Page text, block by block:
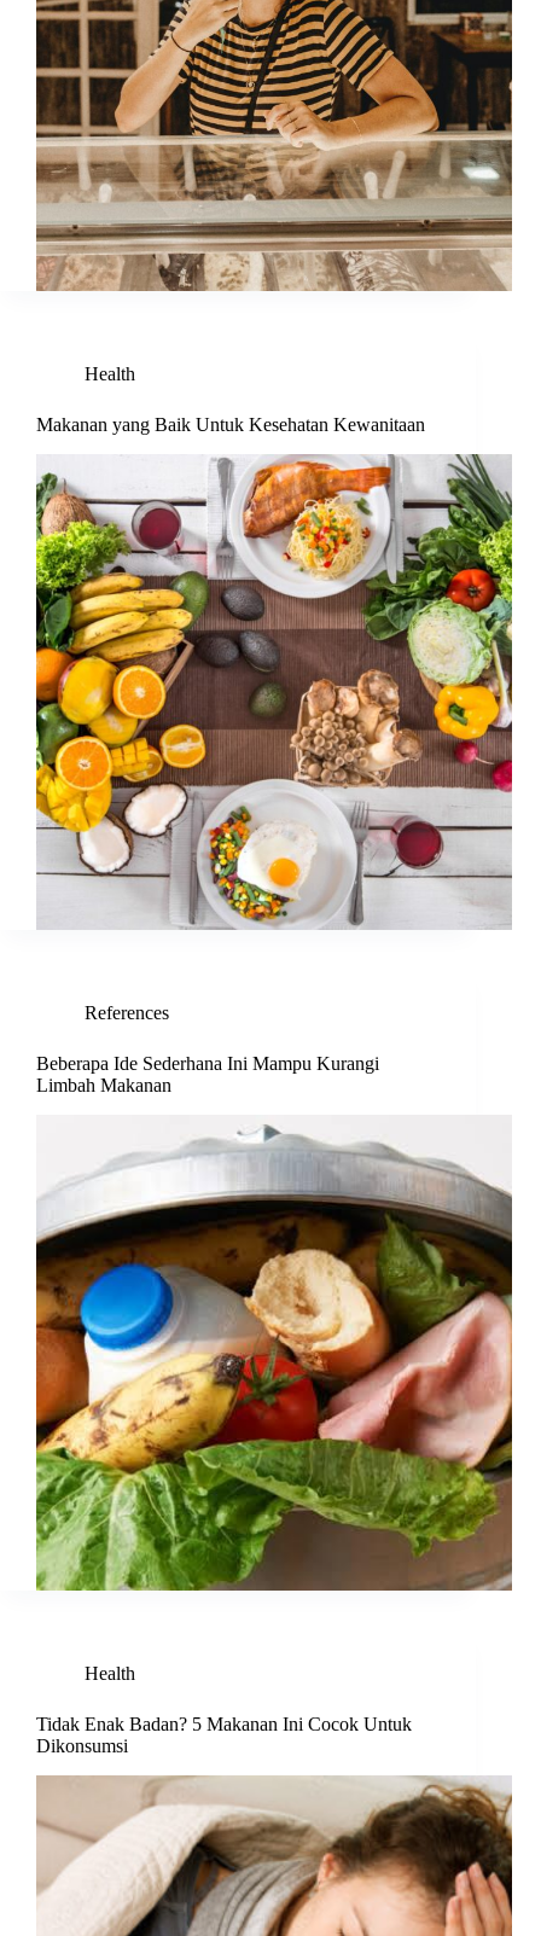
Health
Makanan yang Baik Untuk Kesehatan Kewanitaan
References
Beberapa Ide Sederhana Ini Mampu Kurangi
Limbah Makanan
Health
Tidak Enak Badan? 5 Makanan Ini Cocok Untuk
Dikonsumsi